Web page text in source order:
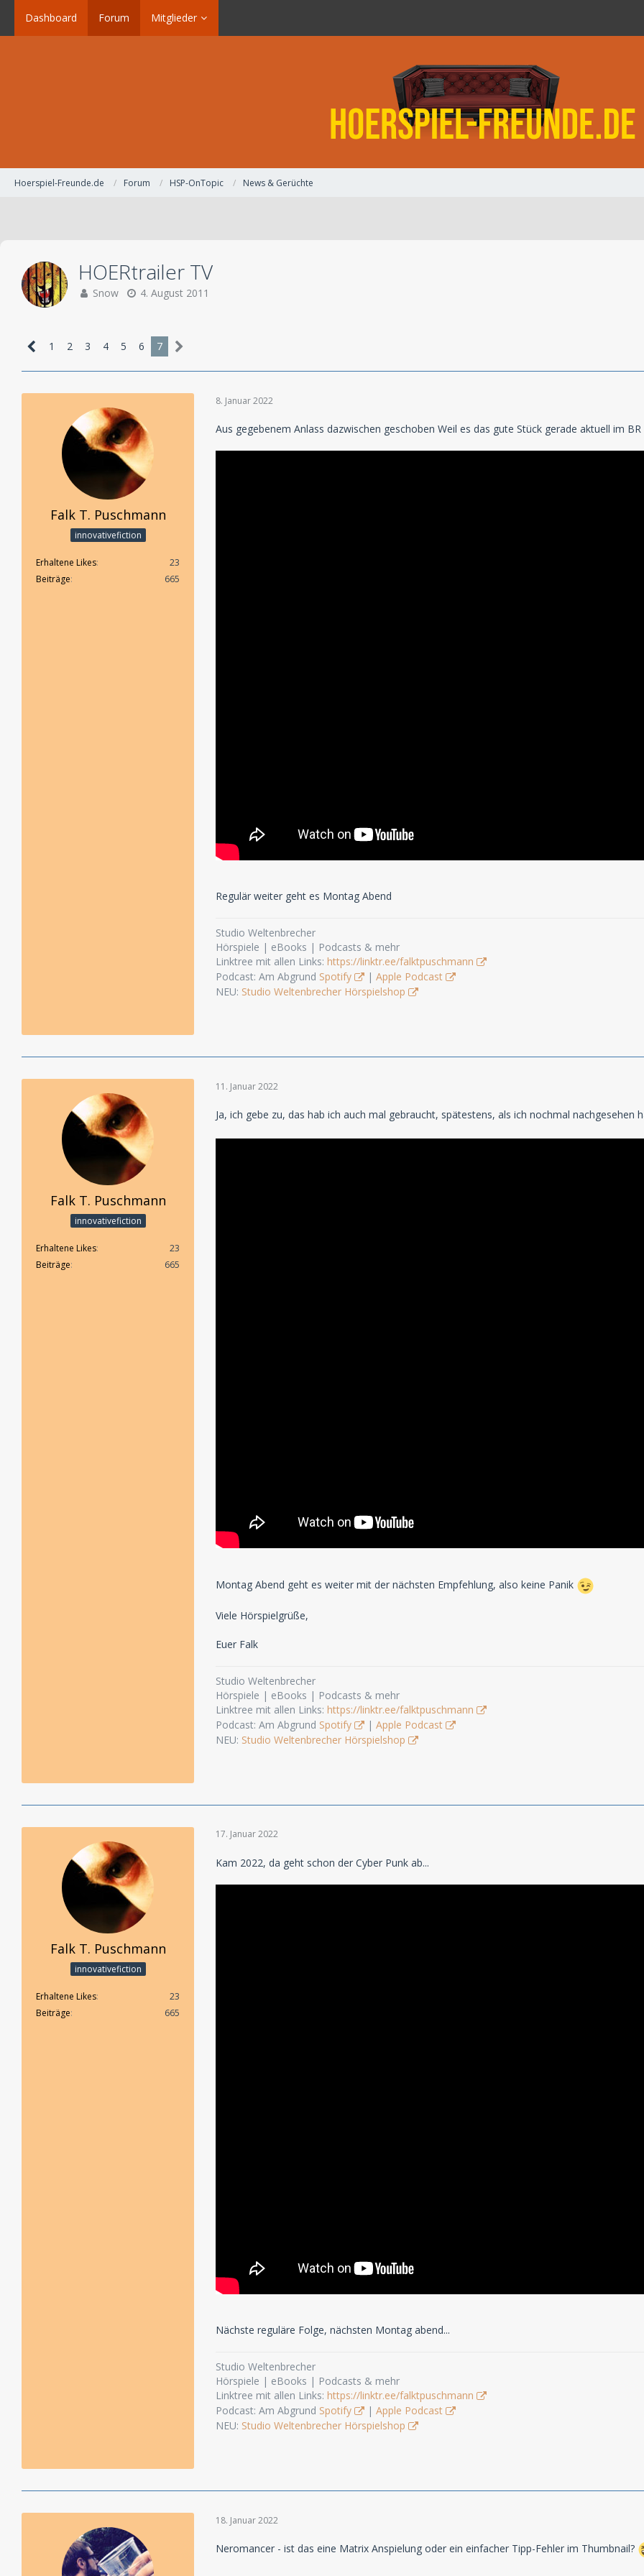
Dashboard Forum Mitglieder
Hoerspiel-Freunde.de Forum HSP-OnTopic News & Gerüchte
HOERtrailer TV
Snow 4. August 2011
1 2 3 4 5 6 7
Falk T. Puschmann
innovativefiction
Erhaltene Likes
23
Beiträge
665
8. Januar 2022
Aus gegebenem Anlass dazwischen geschoben Weil es das gute Stück gerade aktuell im
Regulär weiter geht es Montag Abend
Studio Weltenbrecher
Hörspiele | eBooks | Podcasts & mehr
Linktree mit allen Links: https://linktr.ee/falktpuschmann
Podcast: Am Abgrund Spotify | Apple Podcast
NEU: Studio Weltenbrecher Hörspielshop
Falk T. Puschmann
innovativefiction
Erhaltene Likes
23
Beiträge
665
11. Januar 2022
Ja, ich gebe zu, das hab ich auch mal gebraucht, spätestens, als ich nochmal
Montag Abend geht es weiter mit der nächsten Empfehlung, also keine Panik
Viele Hörspielgrüße,
Euer Falk
Studio Weltenbrecher
Hörspiele | eBooks | Podcasts & mehr
Linktree mit allen Links: https://linktr.ee/falktpuschmann
Podcast: Am Abgrund Spotify | Apple Podcast
NEU: Studio Weltenbrecher Hörspielshop
Falk T. Puschmann
innovativefiction
Erhaltene Likes
23
Beiträge
665
17. Januar 2022
Kam 2022, da geht schon der Cyber Punk ab...
Nächste reguläre Folge, nächsten Montag abend...
Studio Weltenbrecher
Hörspiele | eBooks | Podcasts & mehr
Linktree mit allen Links: https://linktr.ee/falktpuschmann
Podcast: Am Abgrund Spotify | Apple Podcast
NEU: Studio Weltenbrecher Hörspielshop
18. Januar 2022
Neromancer - ist das eine Matrix Anspielung oder ein einfacher Tipp-Fehler im Thumbnail?